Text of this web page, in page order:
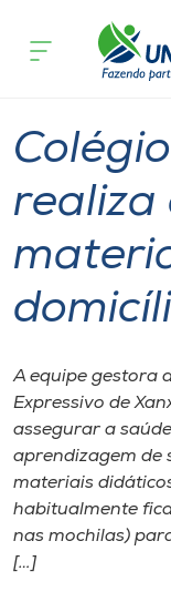
Cursos
Atendimento ao
Portal de Ensino
A
Unoesc
I.nova
acontece
realiza
A equipe gestora
Expressivo de
assegurar a
aprendizagem de
materiais
habitualmente
nas mochilas)
[…]